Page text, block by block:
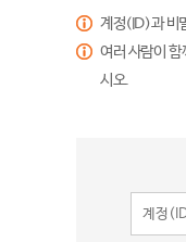
계정(ID)과 비
여러 사람이
시오.